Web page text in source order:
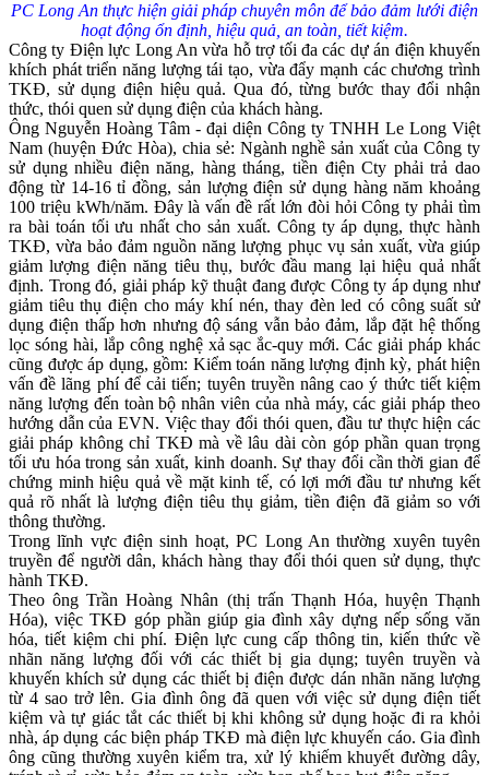
PC Long An thực hiện giải pháp chuyên môn để bảo đảm lưới điện
hoạt động ổn định, hiệu quả, an toàn, tiết kiệm.
Công ty Điện lực Long An vừa hỗ trợ tối đa các dự án điện khuyến
khích phát triển năng lượng tái tạo, vừa đẩy mạnh các chương trình
TKĐ, sử dụng điện hiệu quả. Qua đó, từng bước thay đổi nhận
thức, thói quen sử dụng điện của khách hàng.
Ông Nguyễn Hoàng Tâm - đại diện Công ty TNHH Le Long Việt
Nam (huyện Đức Hòa), chia sẻ: Ngành nghề sản xuất của Công ty
sử dụng nhiều điện năng, hàng tháng, tiền điện Cty phải trả dao
động từ 14-16 tỉ đồng, sản lượng điện sử dụng hàng năm khoảng
100 triệu kWh/năm. Đây là vấn đề rất lớn đòi hỏi Công ty phải tìm
ra bài toán tối ưu nhất cho sản xuất. Công ty áp dụng, thực hành
TKĐ, vừa bảo đảm nguồn năng lượng phục vụ sản xuất, vừa giúp
giảm lượng điện năng tiêu thụ, bước đầu mang lại hiệu quả nhất
định. Trong đó, giải pháp kỹ thuật đang được Công ty áp dụng như
giảm tiêu thụ điện cho máy khí nén, thay đèn led có công suất sử
dụng điện thấp hơn nhưng độ sáng vẫn bảo đảm, lắp đặt hệ thống
lọc sóng hài, lắp công nghệ xả sạc ắc-quy mới. Các giải pháp khác
cũng được áp dụng, gồm: Kiểm toán năng lượng định kỳ, phát hiện
vấn đề lãng phí để cải tiến; tuyên truyền nâng cao ý thức tiết kiệm
năng lượng đến toàn bộ nhân viên của nhà máy, các giải pháp theo
hướng dẫn của EVN. Việc thay đổi thói quen, đầu tư thực hiện các
giải pháp không chỉ TKĐ mà về lâu dài còn góp phần quan trọng
tối ưu hóa trong sản xuất, kinh doanh. Sự thay đổi cần thời gian để
chứng minh hiệu quả về mặt kinh tế, có lợi mới đầu tư nhưng kết
quả rõ nhất là lượng điện tiêu thụ giảm, tiền điện đã giảm so với
thông thường.
Trong lĩnh vực điện sinh hoạt, PC Long An thường xuyên tuyên
truyền để người dân, khách hàng thay đổi thói quen sử dụng, thực
hành TKĐ.
Theo ông Trần Hoàng Nhân (thị trấn Thạnh Hóa, huyện Thạnh
Hóa), việc TKĐ góp phần giúp gia đình xây dựng nếp sống văn
hóa, tiết kiệm chi phí. Điện lực cung cấp thông tin, kiến thức về
nhãn năng lượng đối với các thiết bị gia dụng; tuyên truyền và
khuyến khích sử dụng các thiết bị điện được dán nhãn năng lượng
từ 4 sao trở lên. Gia đình ông đã quen với việc sử dụng điện tiết
kiệm và tự giác tắt các thiết bị khi không sử dụng hoặc đi ra khỏi
nhà, áp dụng các biện pháp TKĐ mà điện lực khuyến cáo. Gia đình
ông cũng thường xuyên kiểm tra, xử lý khiếm khuyết đường dây,